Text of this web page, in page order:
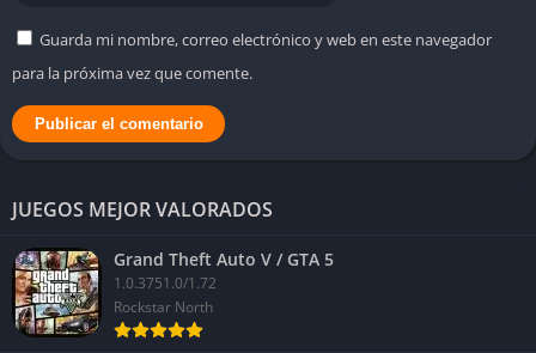
Los luchadores lucen mejor que nunca gracias a modelos
que transmiten peso y brutalidad. Incluso las expresiones
faciales durante los ataques o al recibir daño añaden un toque
de dramatismo que acerca la experiencia a una
Pro e Contro
✔️ Pro
Combates más dinámicos y espectaculares gracias al sistema
Guarda mi nombre, correo electrónico y web en este navegador
para la próxima vez que comente.
JUEGOS MEJOR VALORADOS
Grand Theft Auto V / GTA 5
1.0.3751.0/1.72
Rockstar North